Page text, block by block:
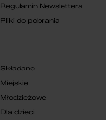
Regulamin Newslettera
Pliki do pobrania
Składane
Miejskie
Młodzieżowe
Dla dzieci